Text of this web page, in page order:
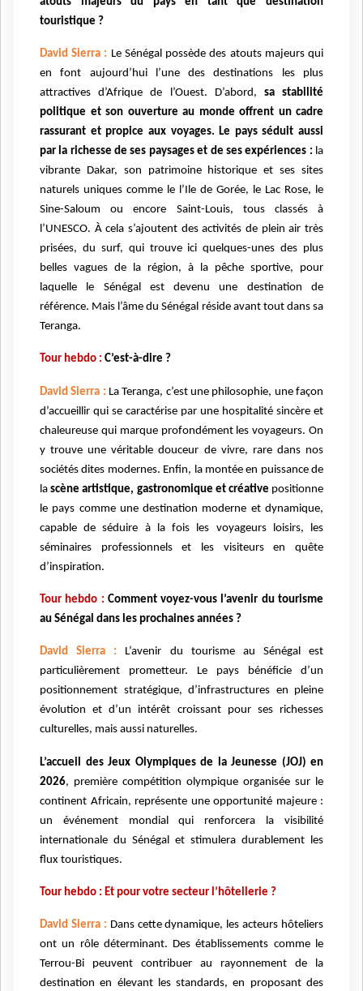
touristique ?
David Sierra : Le Sénégal possède des atouts majeurs qui
en font aujourd’hui l’une des destinations les plus
attractives d’Afrique de l’Ouest. D’abord, sa stabilité
politique et son ouverture au monde offrent un cadre
rassurant et propice aux voyages. Le pays séduit aussi
par la richesse de ses paysages et de ses expériences : la
vibrante Dakar, son patrimoine historique et ses sites
naturels uniques comme le l’Ile de Gorée, le Lac Rose, le
Sine-Saloum ou encore Saint-Louis, tous classés à
l’UNESCO. À cela s’ajoutent des activités de plein air très
prisées, du surf, qui trouve ici quelques-unes des plus
belles vagues de la région, à la pêche sportive, pour
laquelle le Sénégal est devenu une destination de
référence. Mais l’âme du Sénégal réside avant tout dans sa
Teranga.
Tour hebdo : C’est-à-dire ?
David Sierra : La Teranga, c’est une philosophie, une façon
d’accueillir qui se caractérise par une hospitalité sincère et
chaleureuse qui marque profondément les voyageurs. On
y trouve une véritable douceur de vivre, rare dans nos
sociétés dites modernes. Enfin, la montée en puissance de
lascène artistique, gastronomique et créative positionne
le pays comme une destination moderne et dynamique,
capable de séduire à la fois les voyageurs loisirs, les
séminaires professionnels et les visiteurs en quête
d’inspiration.
Tour hebdo : Comment voyez-vous l’avenir du tourisme
au Sénégal dans les prochaines années ?
David Sierra :
L’avenir du tourisme au Sénégal est
particulièrement prometteur. Le pays bénéficie d’un
positionnement stratégique, d’infrastructures en pleine
évolution et d’un intérêt croissant pour ses richesses
culturelles, mais aussi naturelles.
L’accueil des Jeux Olympiques de la Jeunesse (JOJ) en
2026, première compétition olympique organisée sur le
continent Africain, représente une opportunité majeure :
un événement mondial qui renforcera la visibilité
internationale du Sénégal et stimulera durablement les
flux touristiques.
Tour hebdo : Et pour votre secteur l’hôtellerie ?
David Sierra : Dans cette dynamique, les acteurs hôteliers
ont un rôle déterminant. Des établissements comme le
Terrou-Bi peuvent contribuer au rayonnement de la
destination en élevant les standards, en proposant des